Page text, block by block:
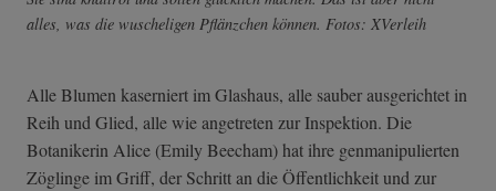
alles, was die wuscheligen Pflänzchen können. Fotos: XVerleih
Alle Blumen kaserniert im Glashaus, alle sauber ausgerichtet in
Reih und Glied, alle wie angetreten zur Inspektion. Die
Botanikerin Alice (Emily Beecham) hat ihre genmanipulierten
Zöglinge im Griff, der Schritt an die Öffentlichkeit und zur